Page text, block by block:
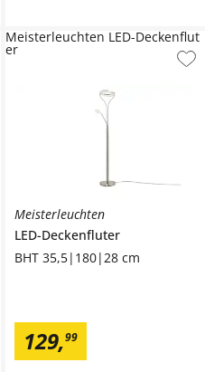
Meisterleuchten
LED-Deckenfluter
BHT 35,5|180|28 cm
129,99
Meisterleuchten LED-Deckenflut
er